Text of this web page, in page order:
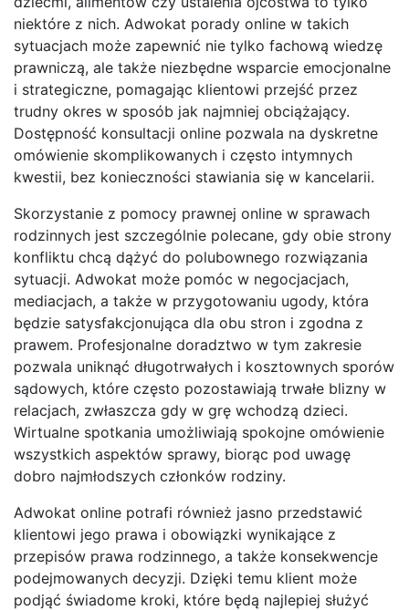
niektóre z nich. Adwokat porady online w takich
sytuacjach może zapewnić nie tylko fachową wiedzę
prawniczą, ale także niezbędne wsparcie emocjonalne
i strategiczne, pomagając klientowi przejść przez
trudny okres w sposób jak najmniej obciążający.
Dostępność konsultacji online pozwala na dyskretne
omówienie skomplikowanych i często intymnych
kwestii, bez konieczności stawiania się w kancelarii.
Skorzystanie z pomocy prawnej online w sprawach
rodzinnych jest szczególnie polecane, gdy obie strony
konfliktu chcą dążyć do polubownego rozwiązania
sytuacji. Adwokat może pomóc w negocjacjach,
mediacjach, a także w przygotowaniu ugody, która
będzie satysfakcjonująca dla obu stron i zgodna z
prawem. Profesjonalne doradztwo w tym zakresie
pozwala uniknąć długotrwałych i kosztownych sporów
sądowych, które często pozostawiają trwałe blizny w
relacjach, zwłaszcza gdy w grę wchodzą dzieci.
Wirtualne spotkania umożliwiają spokojne omówienie
wszystkich aspektów sprawy, biorąc pod uwagę
dobro najmłodszych członków rodziny.
Adwokat online potrafi również jasno przedstawić
klientowi jego prawa i obowiązki wynikające z
przepisów prawa rodzinnego, a także konsekwencje
podejmowanych decyzji. Dzięki temu klient może
podjąć świadome kroki, które będą najlepiej służyć